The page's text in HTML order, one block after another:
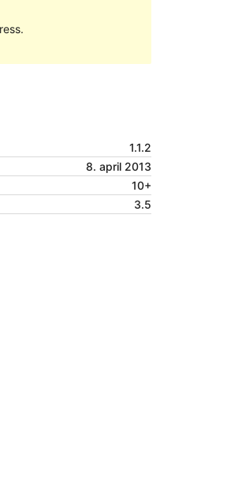
1.1.2
8. april 2013
10+
3.5